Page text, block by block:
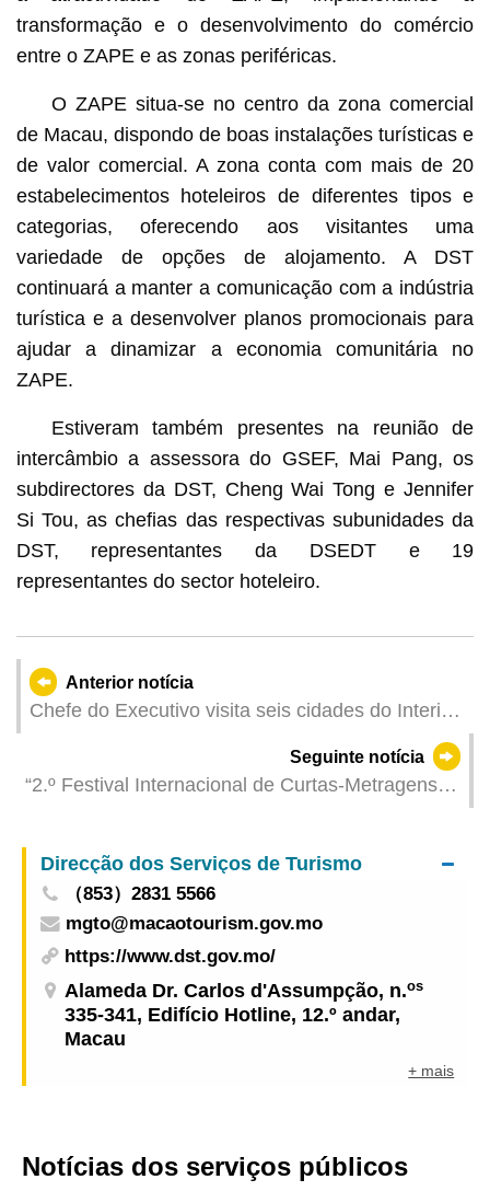
transformação e o desenvolvimento do comércio
entre o ZAPE e as zonas periféricas.
O ZAPE situa-se no centro da zona comercial
de Macau, dispondo de boas instalações turísticas e
de valor comercial. A zona conta com mais de 20
estabelecimentos hoteleiros de diferentes tipos e
categorias, oferecendo aos visitantes uma
variedade de opções de alojamento. A DST
continuará a manter a comunicação com a indústria
turística e a desenvolver planos promocionais para
ajudar a dinamizar a economia comunitária no
ZAPE.
Estiveram também presentes na reunião de
intercâmbio a assessora do GSEF, Mai Pang, os
subdirectores da DST, Cheng Wai Tong e Jennifer
Si Tou, as chefias das respectivas subunidades da
DST, representantes da DSEDT e 19
representantes do sector hoteleiro.
Anterior notícia
Chefe do Executivo visita seis cidades do Interior
Seguinte notícia
“2.º Festival Internacional de Curtas-Metragens
“Curtas de Macau”
Direcção dos Serviços de Turismo
（853）2831 5566
mgto@macaotourism.gov.mo
https://www.dst.gov.mo/
Alameda Dr. Carlos d'Assumpção, n.os
335-341, Edifício Hotline, 12.º andar,
Macau
+ mais
Notícias dos serviços públicos